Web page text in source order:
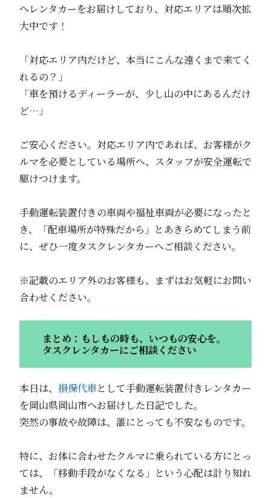
へレンタカーをお届けしており、対応エリアは順次拡
大中です！
「対応エリア内だけど、本当にこんな遠くまで来てく
れるの？」
「車を預けるディーラーが、少し山の中にあるんだけ
ど…」
ご安心ください。対応エリア内であれば、お客様がク
ルマを必要としている場所へ、スタッフが安全運転で
駆けつけます。
手動運転装置付きの車両や福祉車両が必要になったと
き、「配車場所が特殊だから」とあきらめてしまう前
に、ぜひ一度タスクレンタカーへご相談ください。
※記載のエリア外のお客様も、まずはお気軽にお問い
合わせください。
まとめ：もしもの時も、いつもの安心を。
タスクレンタカーにご相談ください
本日は、 損保代車として手動運転装置付きレンタカー
を岡山県岡山市へお届けした日記でした。
突然の事故や故障は、誰にとっても不安なものです。
特に、お体に合わせたクルマに乗られている方にとっ
ては、「移動手段がなくなる」という心配は計り知れ
ません。